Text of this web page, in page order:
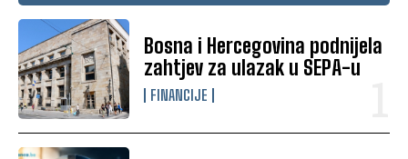
Bosna i Hercegovina podnijela
zahtjev za ulazak u SEPA-u
FINANCIJE